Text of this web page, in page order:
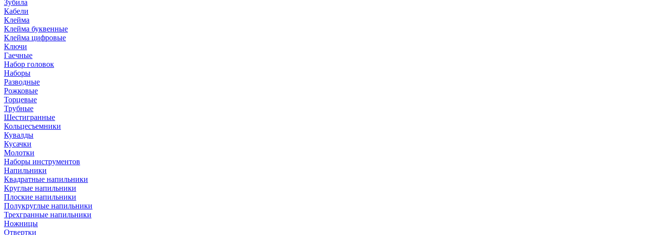
Зубила
Кабели
Клейма
Клейма буквенные
Клейма цифровые
Ключи
Гаечные
Набор головок
Наборы
Разводные
Рожковые
Торцевые
Трубные
Шестигранные
Кольцесъемники
Кувалды
Кусачки
Молотки
Наборы инструментов
Напильники
Квадратные напильники
Круглые напильники
Плоские напильники
Полукруглые напильники
Трехгранные напильники
Ножницы
Отвертки